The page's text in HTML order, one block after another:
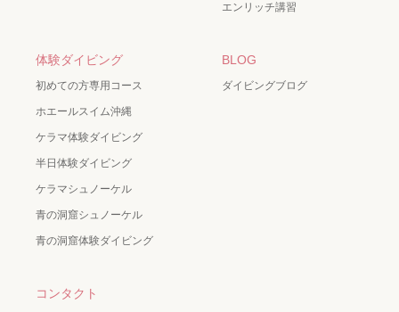
エンリッチ講習
体験ダイビング
初めての方専用コース
ホエールスイム沖縄
ケラマ体験ダイビング
半日体験ダイビング
ケラマシュノーケル
青の洞窟シュノーケル
青の洞窟体験ダイビング
BLOG
ダイビングブログ
コンタクト